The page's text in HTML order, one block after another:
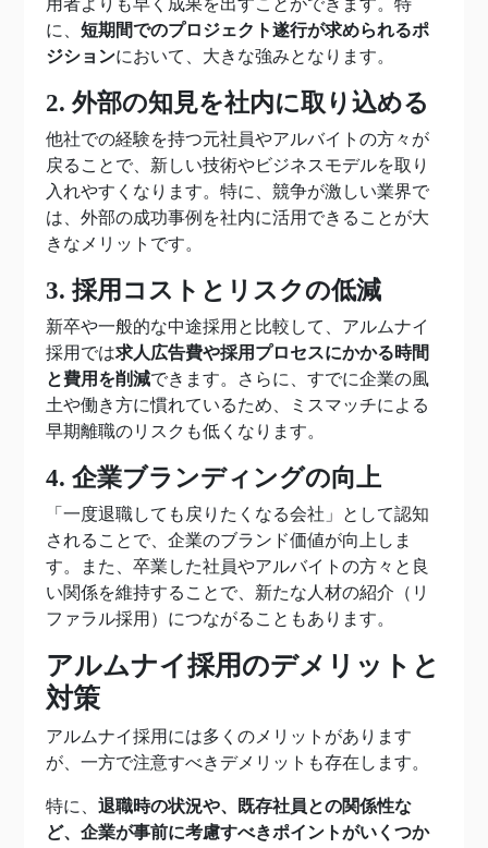
用者よりも早く成果を出すことができます。特
に、 短期間でのプロジェクト遂行が求められるポ
ジションにおいて、大きな強みとなります。
2. 外部の知見を社内に取り込める
他社での経験を持つ元社員やアルバイトの方々が
戻ることで、新しい技術やビジネスモデルを取り
入れやすくなります。特に、競争が激しい業界で
は、外部の成功事例を社内に活用できることが大
きなメリットです。
3. 採用コストとリスクの低減
新卒や一般的な中途採用と比較して、アルムナイ
採用では求人広告費や採用プロセスにかかる時間
と費用を削減できます。さらに、すでに企業の風
土や働き方に慣れているため、ミスマッチによる
早期離職のリスクも低くなります。
4. 企業ブランディングの向上
「一度退職しても戻りたくなる会社」として認知
されることで、企業のブランド価値が向上しま
す。また、卒業した社員やアルバイトの方々と良
い関係を維持することで、新たな人材の紹介（リ
ファラル採用）につながることもあります。
アルムナイ採用のデメリットと
対策
アルムナイ採用には多くのメリットがあります
が、一方で注意すべきデメリットも存在します。
特に、 退職時の状況や、既存社員との関係性な
ど、企業が事前に考慮すべきポイントがいくつか